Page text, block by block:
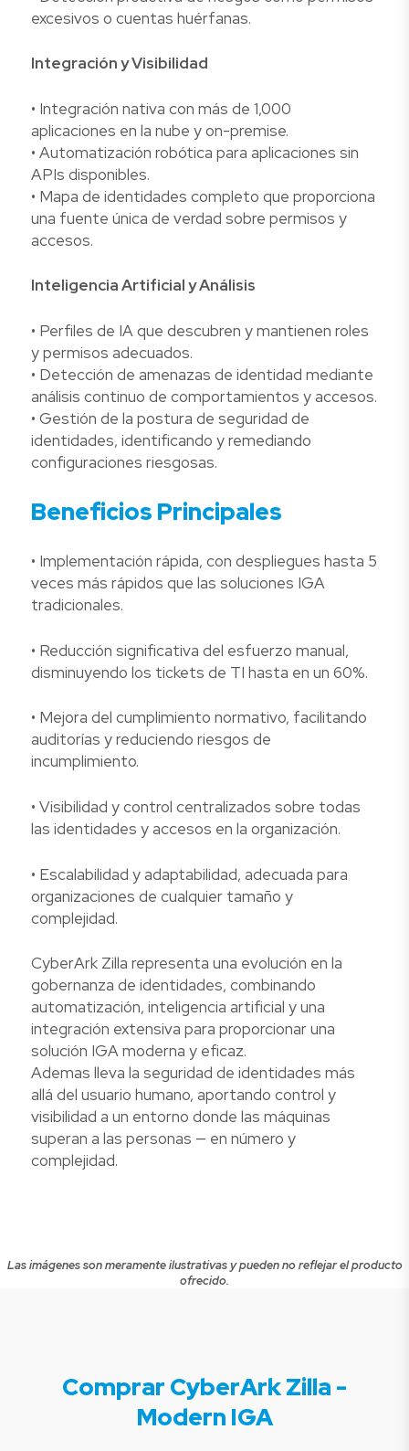
excesivos o cuentas huérfanas.
Integración y Visibilidad
• Integración nativa con más de 1,000
aplicaciones en la nube y on-premise.
• Automatización robótica para aplicaciones sin
APIs disponibles.
• Mapa de identidades completo que proporciona
una fuente única de verdad sobre permisos y
accesos.
Inteligencia Artificial y Análisis
• Perfiles de IA que descubren y mantienen roles
y permisos adecuados.
• Detección de amenazas de identidad mediante
análisis continuo de comportamientos y accesos.
• Gestión de la postura de seguridad de
identidades, identificando y remediando
configuraciones riesgosas.
Beneficios Principales
• Implementación rápida, con despliegues hasta 5
veces más rápidos que las soluciones IGA
tradicionales.
• Reducción significativa del esfuerzo manual,
disminuyendo los tickets de TI hasta en un 60%.
• Mejora del cumplimiento normativo, facilitando
auditorías y reduciendo riesgos de
incumplimiento.
• Visibilidad y control centralizados sobre todas
las identidades y accesos en la organización.
• Escalabilidad y adaptabilidad, adecuada para
organizaciones de cualquier tamaño y
complejidad.
CyberArk Zilla representa una evolución en la
gobernanza de identidades, combinando
automatización, inteligencia artificial y una
integración extensiva para proporcionar una
solución IGA moderna y eficaz.
Ademas lleva la seguridad de identidades más
allá del usuario humano, aportando control y
visibilidad a un entorno donde las máquinas
superan a las personas — en número y
complejidad.
Las imágenes son meramente ilustrativas y pueden no reflejar el producto
ofrecido.
Comprar CyberArk Zilla -
Modern IGA